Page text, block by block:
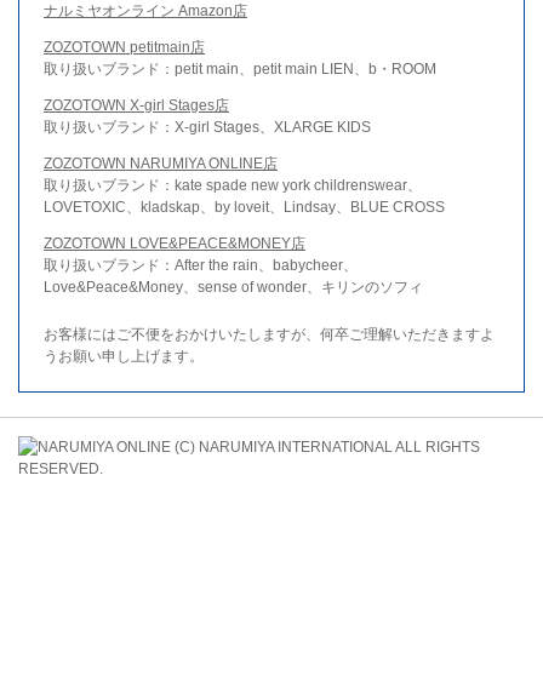
ナルミヤオンライン Amazon店
ZOZOTOWN petitmain店
取り扱いブランド：petit main、petit main LIEN、b・ROOM
ZOZOTOWN X-girl Stages店
取り扱いブランド：X-girl Stages、XLARGE KIDS
ZOZOTOWN NARUMIYA ONLINE店
取り扱いブランド：kate spade new york childrenswear、
LOVETOXIC、kladskap、by loveit、Lindsay、BLUE CROSS
ZOZOTOWN LOVE&PEACE&MONEY店
取り扱いブランド：After the rain、babycheer、
Love&Peace&Money、sense of wonder、キリンのソフィ
お客様にはご不便をおかけいたしますが、何卒ご理解いただきますよ
うお願い申し上げます。